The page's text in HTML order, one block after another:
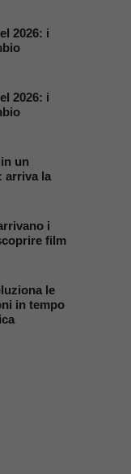
2026: i
2026: i
un
arriva la
i
film
le
in tempo